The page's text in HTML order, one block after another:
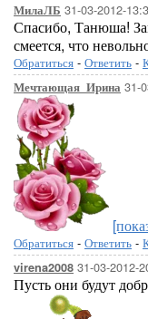
МилаЛБ 31-03-2012-
Спасибо, Танюша!
смеется, что
Обратиться - Ответить -
Мечтающая_Ирина 31-
Обратиться - Ответить -
virena2008 31-03-2012-
Пусть они будут